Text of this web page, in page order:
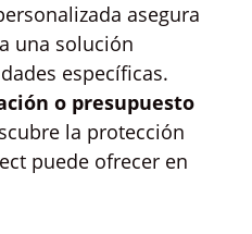
asegura
una solución
específicas.
o presupuesto
la protección
puede ofrecer en